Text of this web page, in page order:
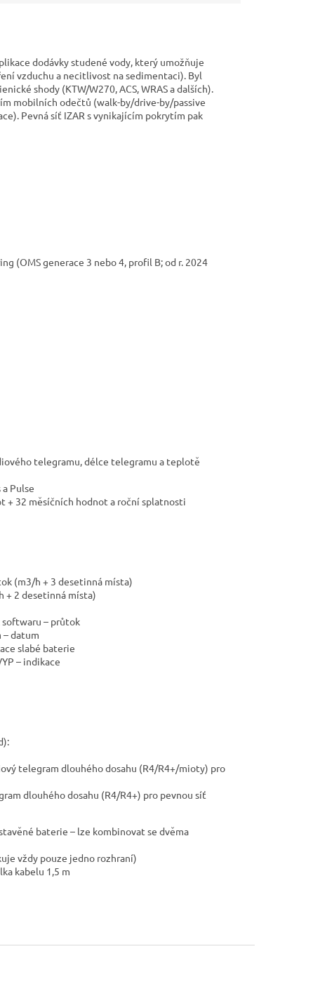
dodávky studené vody, který umožňuje
vzduchu a necitlivost na sedimentaci). Byl
shody (KTW/W270, ACS, WRAS a dalších).
mobilních odečtů (walk-by/drive-by/passive
Pevná síť IZAR s vynikajícím pokrytím pak
(OMS generace 3 nebo 4, profil B; od r. 2024
telegramu, délce telegramu a teplotě
Pulse
+ 32 měsíčních hodnot a roční splatnosti
(m3/h + 3 desetinná místa)
+ 2 desetinná místa)
– průtok
– datum
slabé baterie
– indikace
telegram dlouhého dosahu (R4/R4+/mioty) pro
dlouhého dosahu (R4/R4+) pro pevnou síť
baterie – lze kombinovat se dvěma
vždy pouze jedno rozhraní)
kabelu 1,5 m